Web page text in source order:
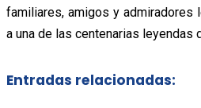
familiares, amigos y admiradores
a una de las centenarias leyendas
Entradas relacionadas: